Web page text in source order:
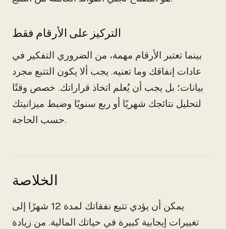
التركيز على الأرقام فقط
بينما تعتبر الأرقام مهمة، من الضروري التفكير في
عادات إنفاقك وما تعنيه. يجب ألا يكون التتبع مجرد
بيانات؛ بل يجب أن يُعلم اتخاذ قراراتك. خصص وقتًا
لتحليل نتائجك شهريًا أو ربع سنويًا وضبط ميزانيتك
حسب الحاجة.
الخلاصة
يمكن أن يؤدي تتبع نفقاتك لمدة 12 شهرًا إلى
تغييرات إيجابية كبيرة في حياتك المالية. من زيادة